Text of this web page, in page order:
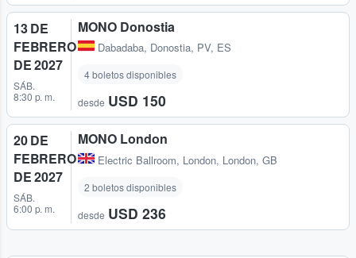
13 DE
FEBRERO
DE 2027
SÁB.
8:30 p. m.
MONO Donostia
Dabadaba, Donostia, PV, ES
4 boletos disponibles
desde USD 150
20 DE
FEBRERO
DE 2027
SÁB.
6:00 p. m.
MONO London
Electric Ballroom, London, London, GB
2 boletos disponibles
desde USD 236